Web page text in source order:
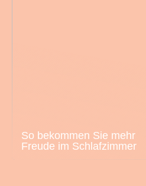
So bekommen Sie mehr
Freude im Schlafzimmer